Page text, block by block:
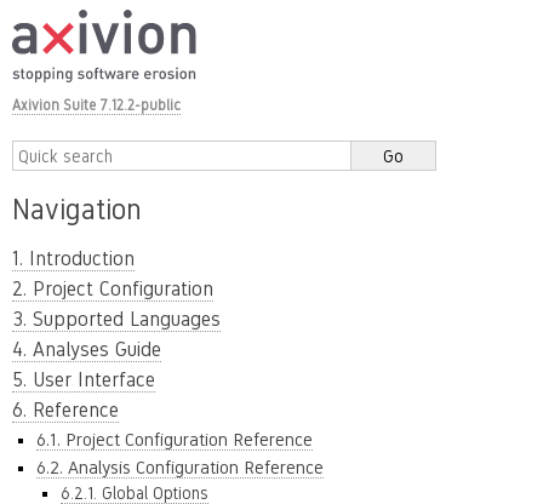
Axivion Suite 7.12.2-public
Navigation
1. Introduction
2. Project Configuration
3. Supported Languages
4. Analyses Guide
5. User Interface
6. Reference
6.1. Project Configuration Reference
6.2. Analysis Configuration Reference
6.2.1. Global Options